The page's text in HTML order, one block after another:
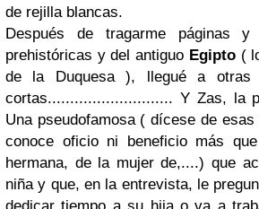
de rejilla blancas.
Después de tragarme páginas
prehistóricas y del antiguo Egipto(
de la Duquesa ), llegué a otras
cortas............................ Y Zas, la
Una pseudofamosa ( dícese de
conoce oficio ni beneficio más
hermana, de la mujer de,....) que
niña y que, en la entrevista, le